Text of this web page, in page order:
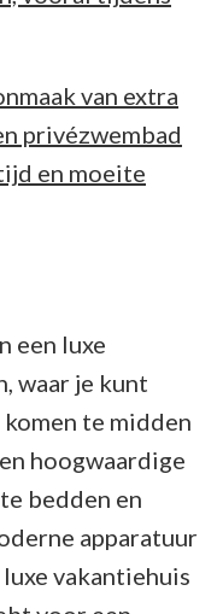
van extra
privézwembad
en moeite
een luxe
waar je kunt
te midden
hoogwaardige
bedden en
apparatuur
vakantiehuis